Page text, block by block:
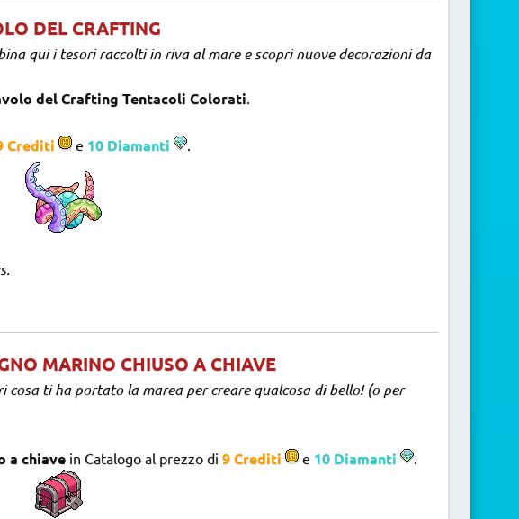
DEL CRAFTING
qui i tesori raccolti in riva al mare e scopri nuove decorazioni da
del Crafting Tentacoli Colorati.
Crediti e 10 Diamanti .
MARINO CHIUSO A CHIAVE
ti ha portato la marea per creare qualcosa di bello! (o per
a chiave in Catalogo al prezzo di 9 Crediti e 10 Diamanti .